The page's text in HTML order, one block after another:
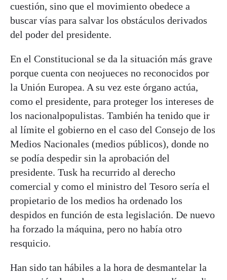
cuestión, sino que el movimiento obedece a
buscar vías para salvar los obstáculos derivados
del poder del presidente.
En el Constitucional se da la situación más grave
porque cuenta con neojueces no reconocidos por
la Unión Europea. A su vez este órgano actúa,
como el presidente, para proteger los intereses de
los nacionalpopulistas. También ha tenido que ir
al límite el gobierno en el caso del Consejo de los
Medios Nacionales (medios públicos), donde no
se podía despedir sin la aprobación del
presidente. Tusk ha recurrido al derecho
comercial y como el ministro del Tesoro sería el
propietario de los medios ha ordenado los
despidos en función de esta legislación. De nuevo
ha forzado la máquina, pero no había otro
resquicio.
Han sido tan hábiles a la hora de desmantelar la